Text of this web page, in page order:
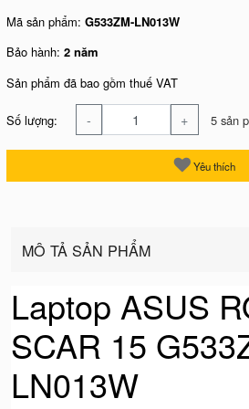
Mã sản phẩm:G533ZM-LN013W
Bảo hành:2 năm
Sản phẩm đã bao gồm thuế VAT
Số lượng: - + 5 sản
Yêu thích
MÔ TẢ SẢN PHẨM
Laptop ASUS
SCAR 15
LN013W